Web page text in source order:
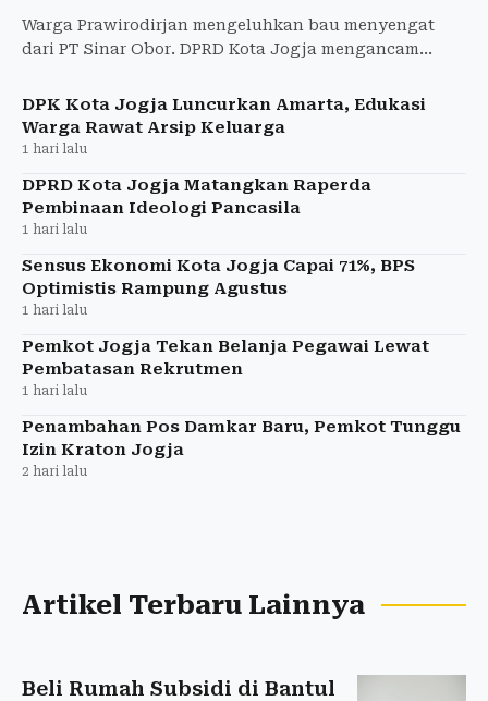
Warga Prawirodirjan mengeluhkan bau menyengat
dari PT Sinar Obor. DPRD Kota Jogja mengancam
DPK Kota Jogja Luncurkan Amarta, Edukasi
Warga Rawat Arsip Keluarga
1 hari lalu
DPRD Kota Jogja Matangkan Raperda
Pembinaan Ideologi Pancasila
1 hari lalu
Sensus Ekonomi Kota Jogja Capai 71%, BPS
Optimistis Rampung Agustus
1 hari lalu
Pemkot Jogja Tekan Belanja Pegawai Lewat
Pembatasan Rekrutmen
1 hari lalu
Penambahan Pos Damkar Baru, Pemkot Tunggu
Izin Kraton Jogja
2 hari lalu
Artikel Terbaru Lainnya
Beli Rumah Subsidi di Bantul